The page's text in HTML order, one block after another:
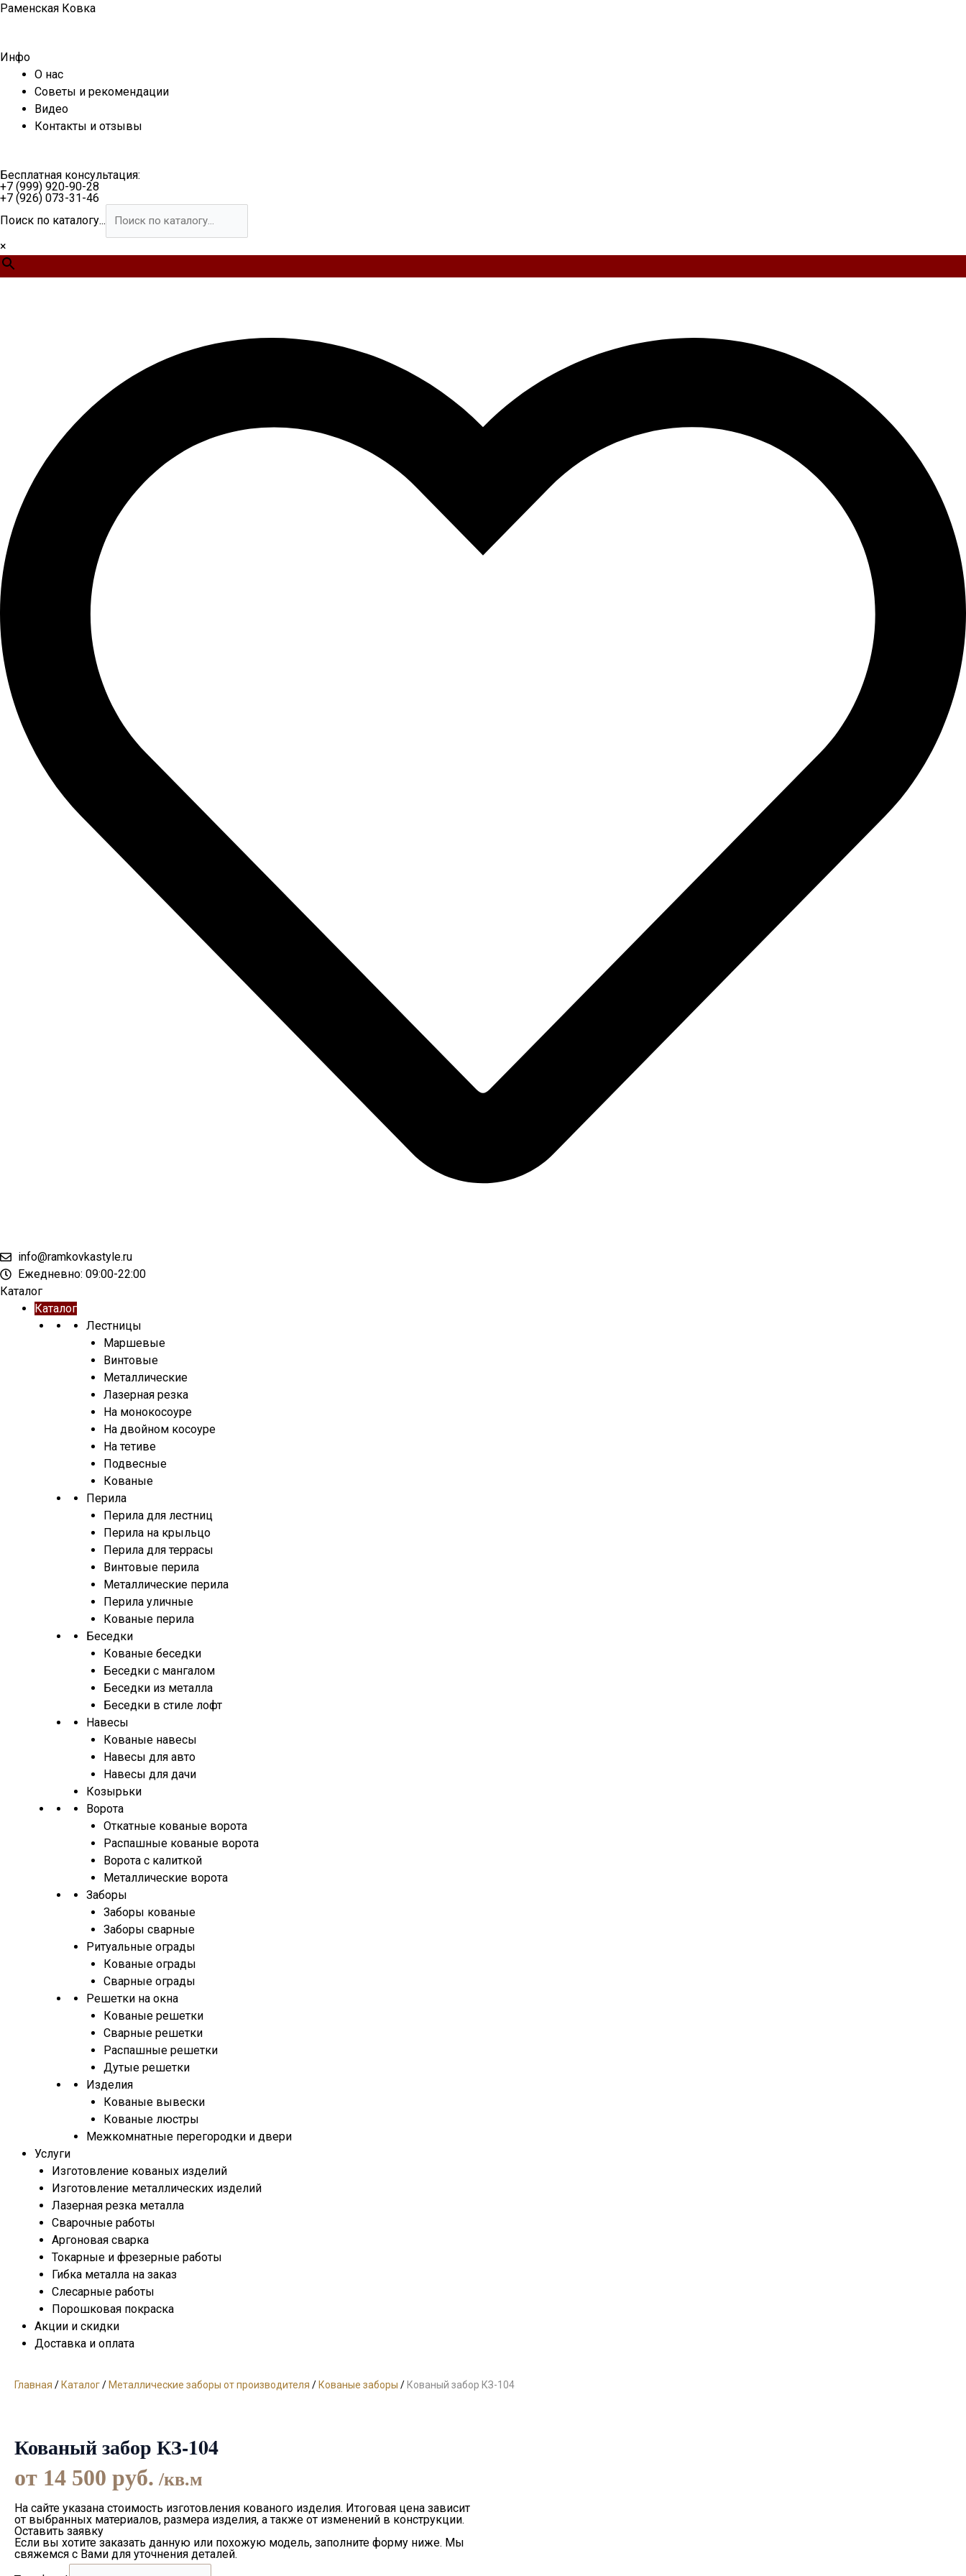
Перейти
Раменская Ковка
Инфо
О нас
Советы и рекомендации
Видео
Контакты и отзывы
Бесплатная консультация:
+7 (999) 920-90-28
+7 (926) 073-31-46
Поиск по каталогу...
×
info@ramkovkastyle.ru
Ежедневно: 09:00-22:00
Каталог
Каталог
Лестницы
Маршевые
Винтовые
Металлические
Лазерная резка
На монокосоуре
На двойном косоуре
На тетиве
Подвесные
Кованые
Перила
Перила для лестниц
Перила на крыльцо
Перила для террасы
Винтовые перила
Металлические перила
Перила уличные
Кованые перила
Беседки
Кованые беседки
Беседки с мангалом
Беседки из металла
Беседки в стиле лофт
Навесы
Кованые навесы
Навесы для авто
Навесы для дачи
Козырьки
Ворота
Откатные кованые ворота
Распашные кованые ворота
Ворота с калиткой
Металлические ворота
Заборы
Заборы кованые
Заборы сварные
Ритуальные ограды
Кованые ограды
Сварные ограды
Решетки на окна
Кованые решетки
Сварные решетки
Распашные решетки
Дутые решетки
Изделия
Кованые вывески
Кованые люстры
Межкомнатные перегородки и двери
Услуги
Изготовление кованых изделий
Изготовление металлических изделий
Лазерная резка металла
Сварочные работы
Аргоновая сварка
Токарные и фрезерные работы
Гибка металла на заказ
Слесарные работы
Порошковая покраска
Акции и скидки
Доставка и оплата
Главная /Каталог/Металлические заборы от производителя /Кованые заборы /Кованый забор КЗ-104
Кованый забор КЗ-104
от 14 500 руб. /кв.м
На сайте указана стоимость изготовления кованого изделия. Итоговая цена зависит
от выбранных материалов, размера изделия, а также от изменений в конструкции.
Оставить заявку
Если вы хотите заказать данную или похожую модель, заполните форму ниже. Мы
свяжемся с Вами для уточнения деталей.